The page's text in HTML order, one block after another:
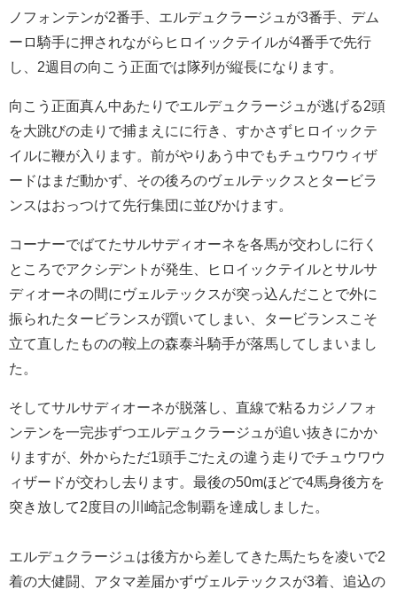
ノフォンテンが2番手、エルデュクラージュが3番手、デム
ーロ騎手に押されながらヒロイックテイルが4番手で先行
し、2週目の向こう正面では隊列が縦長になります。
向こう正面真ん中あたりでエルデュクラージュが逃げる2頭
を大跳びの走りで捕まえにに行き、すかさずヒロイックテ
イルに鞭が入ります。前がやりあう中でもチュウワウィザ
ードはまだ動かず、その後ろのヴェルテックスとタービラ
ンスはおっつけて先行集団に並びかけます。
コーナーでばてたサルサディオーネを各馬が交わしに行く
ところでアクシデントが発生、ヒロイックテイルとサルサ
ディオーネの間にヴェルテックスが突っ込んだことで外に
振られたタービランスが躓いてしまい、タービランスこそ
立て直したものの鞍上の森泰斗騎手が落馬してしまいまし
た。
そしてサルサディオーネが脱落し、直線で粘るカジノフォ
ンテンを一完歩ずつエルデュクラージュが追い抜きにかか
りますが、外からただ1頭手ごたえの違う走りでチュウワウ
ィザードが交わし去ります。最後の50mほどで4馬身後方を
突き放して2度目の川崎記念制覇を達成しました。
エルデュクラージュは後方から差してきた馬たちを凌いで2
着の大健闘、アタマ差届かずヴェルテックスが3着、追込の